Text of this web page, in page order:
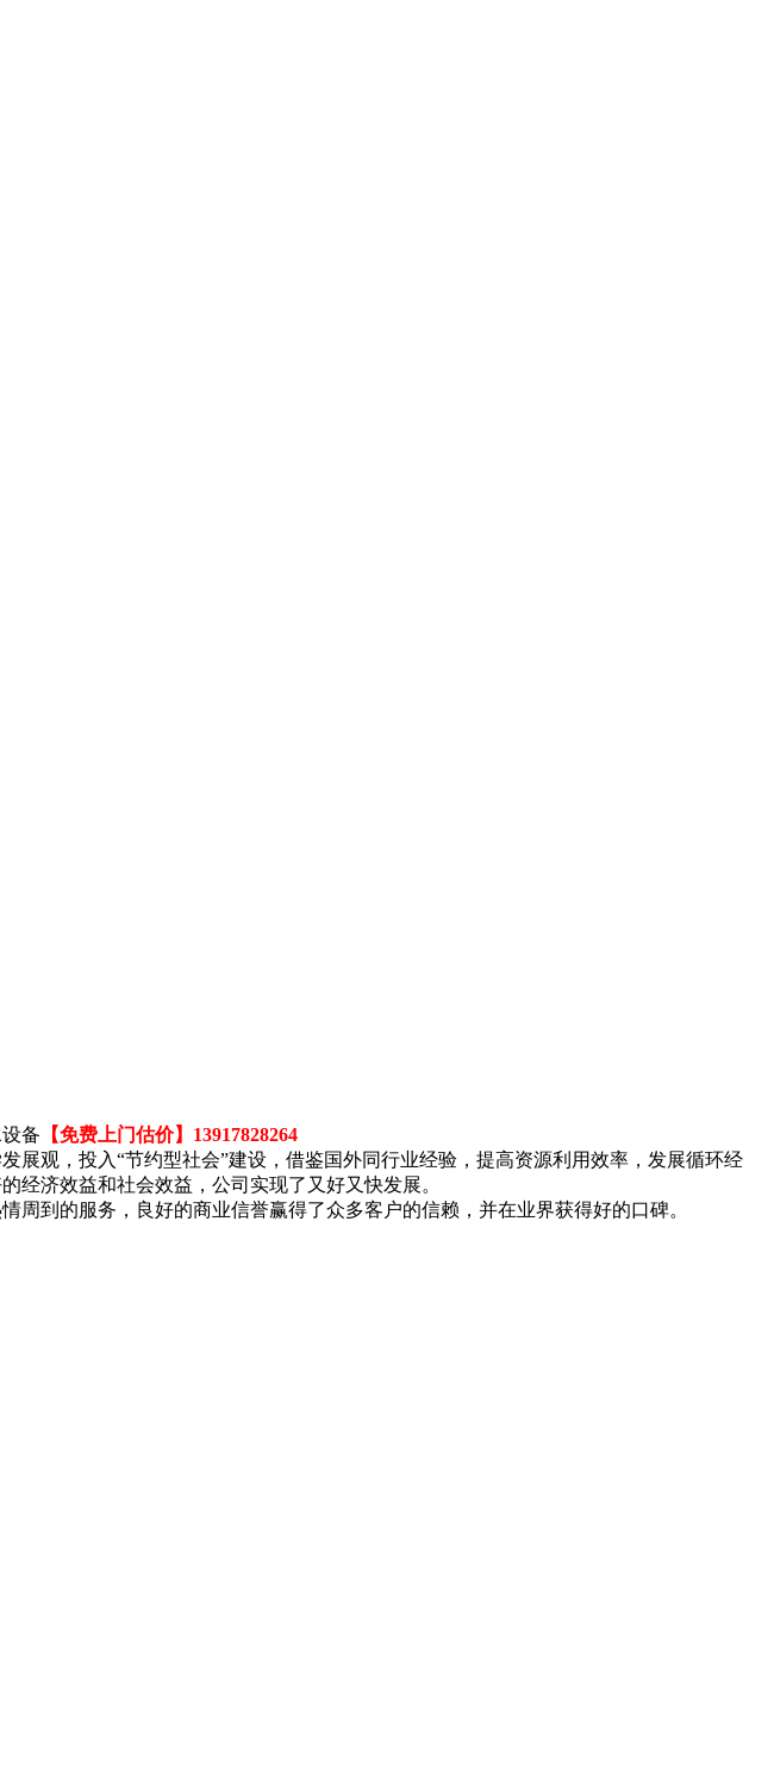
备 【免费上门估价】13917828264
观，投入“节约型社会”建设，借鉴国外同行业经验，提高资源利用效率，发展循环经
经济效益和社会效益，公司实现了又好又快发展。
到的服务，良好的商业信誉赢得了众多客户的信赖，并在业界获得好的口碑。